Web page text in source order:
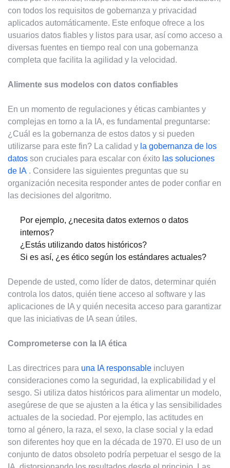
con todos los requisitos de gobernanza y privacidad
aplicados automáticamente. Este enfoque ofrece a los
usuarios datos fiables y listos para usar, así como acceso a
diversas fuentes en tiempo real con una gobernanza
completa que facilita la agilidad y la velocidad.
Alimente sus modelos con datos confiables
En un momento de regulaciones y éticas cambiantes y
complejas en torno a la IA, es fundamental preguntarse:
¿Cuál es la gobernanza de estos datos y si pueden
utilizarse para este fin? La calidad y la gobernanza de los
datos son cruciales para escalar con éxito las soluciones
de IA . Considere las siguientes preguntas que su
organización necesita responder antes de poder confiar en
las decisiones del algoritmo.
Por ejemplo, ¿necesita datos externos o datos
internos?
¿Estás utilizando datos históricos?
Si es así, ¿es ético según los estándares actuales?
Depende de usted, como líder de datos, determinar quién
controla los datos, quién tiene acceso al software y las
aplicaciones de IA y quién necesita acceso para garantizar
que las iniciativas de IA sean útiles.
Comprometerse con la IA ética
Las directrices para una IA responsable incluyen
consideraciones como la seguridad, la explicabilidad y el
sesgo. Si utiliza datos históricos para alimentar un modelo,
asegúrese de que se ajusten a la ética y las sensibilidades
actuales de la sociedad. Por ejemplo, las actitudes en
torno al género, la raza, el sexo, la clase social y la edad
son diferentes hoy que en la década de 1970. El uso de un
conjunto de datos obsoleto podría perpetuar el sesgo de la